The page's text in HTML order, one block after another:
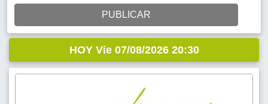
PUBLICAR
HOY Vie 07/08/2026 20:30